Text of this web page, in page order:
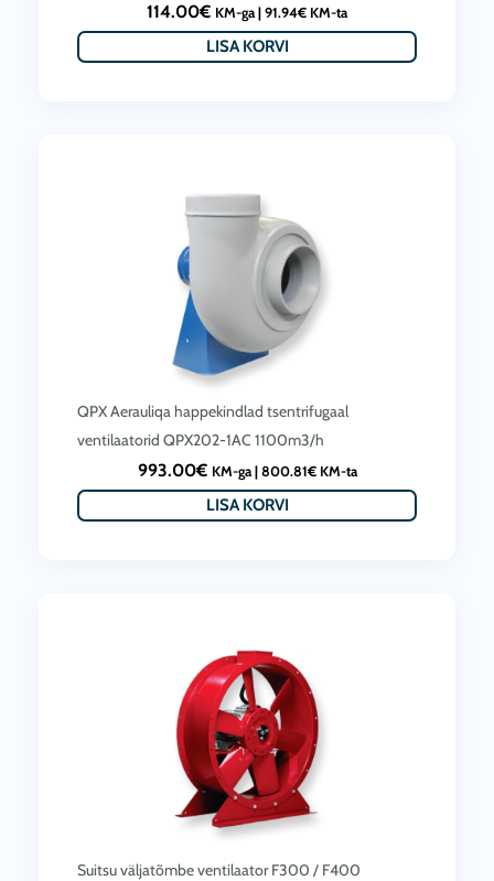
114.00€ KM-ga | 91.94€ KM-ta
LISA KORVI
QPX Aerauliqa happekindlad tsentrifugaal
ventilaatorid QPX202-1AC 1100m3/h
993.00€ KM-ga | 800.81€KM-ta
LISA KORVI
Suitsu väljatõmbe ventilaator F300 / F400